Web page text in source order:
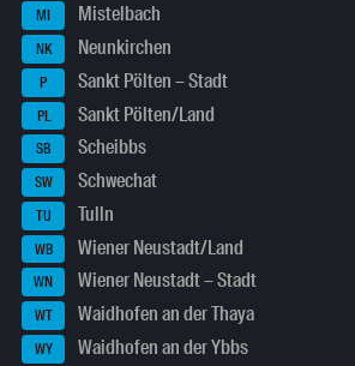
MI Mistelbach
NK Neunkirchen
P Sankt Pölten – Stadt
PL Sankt Pölten/Land
SB Scheibbs
SW Schwechat
TU Tulln
WB Wiener Neustadt/Land
WN Wiener Neustadt – Stadt
WT Waidhofen an der Thaya
WY Waidhofen an der Ybbs